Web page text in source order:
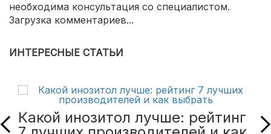
необходима консультация со специалистом.
Загрузка комментариев...
ИНТЕРЕСНЫЕ СТАТЬИ
Какой инозитол лучше: рейтинг